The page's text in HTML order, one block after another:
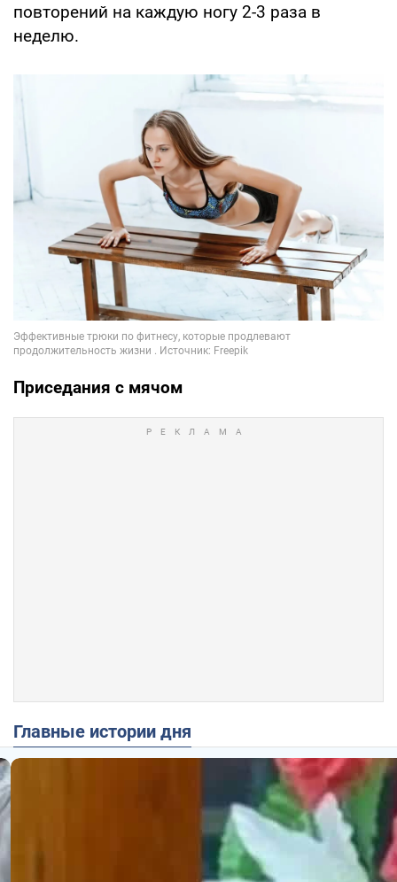
повторений на каждую ногу 2-3 раза в
неделю.
Приседания с мячом
Главные истории дня